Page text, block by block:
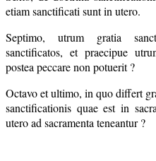
etiam sanctificati sunt in utero.
Septimo, utrum gratia
sanctificatos, et praecipue
postea peccare non potuerit ?
Octavo et ultimo, in quo differt
sanctificationis quae est in
utero ad sacramenta teneantur ?